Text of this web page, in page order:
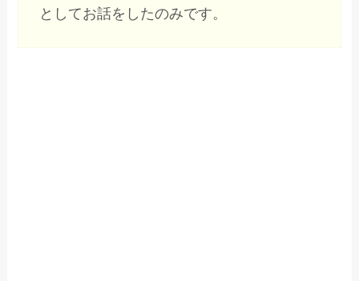
としてお話をしたのみです。